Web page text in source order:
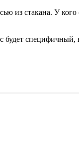
из стакана. У